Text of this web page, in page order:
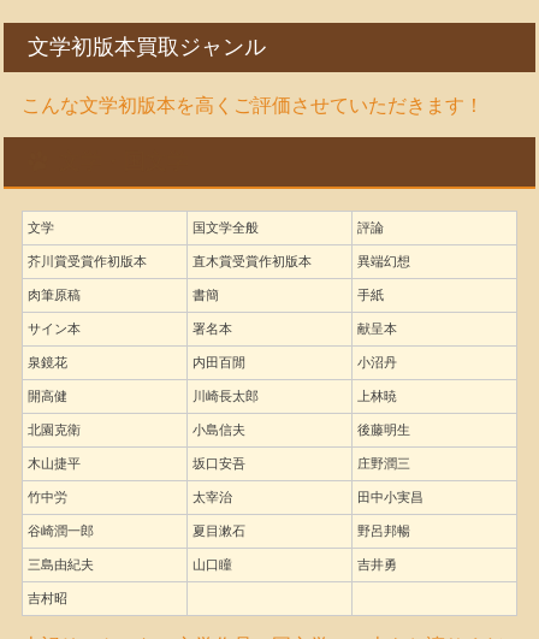
文学初版本買取ジャンル
こんな文学初版本を高くご評価させていただきます！
文学 国文学全般 評論
芥川賞受賞作初版本 直木賞受賞作初版本 異端幻想
肉筆原稿 書簡 手紙
サイン本 署名本 献呈本
泉鏡花 内田百閒 小沼丹
開高健 川崎長太郎 上林暁
北園克衛 小島信夫 後藤明生
木山捷平 坂口安吾 庄野潤三
竹中労 太宰治 田中小実昌
谷崎潤一郎 夏目漱石 野呂邦暢
三島由紀夫 山口瞳 吉井勇
吉村昭